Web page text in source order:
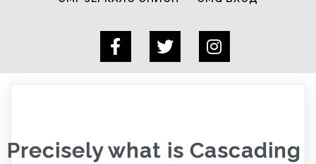
Precisely what is Cascading